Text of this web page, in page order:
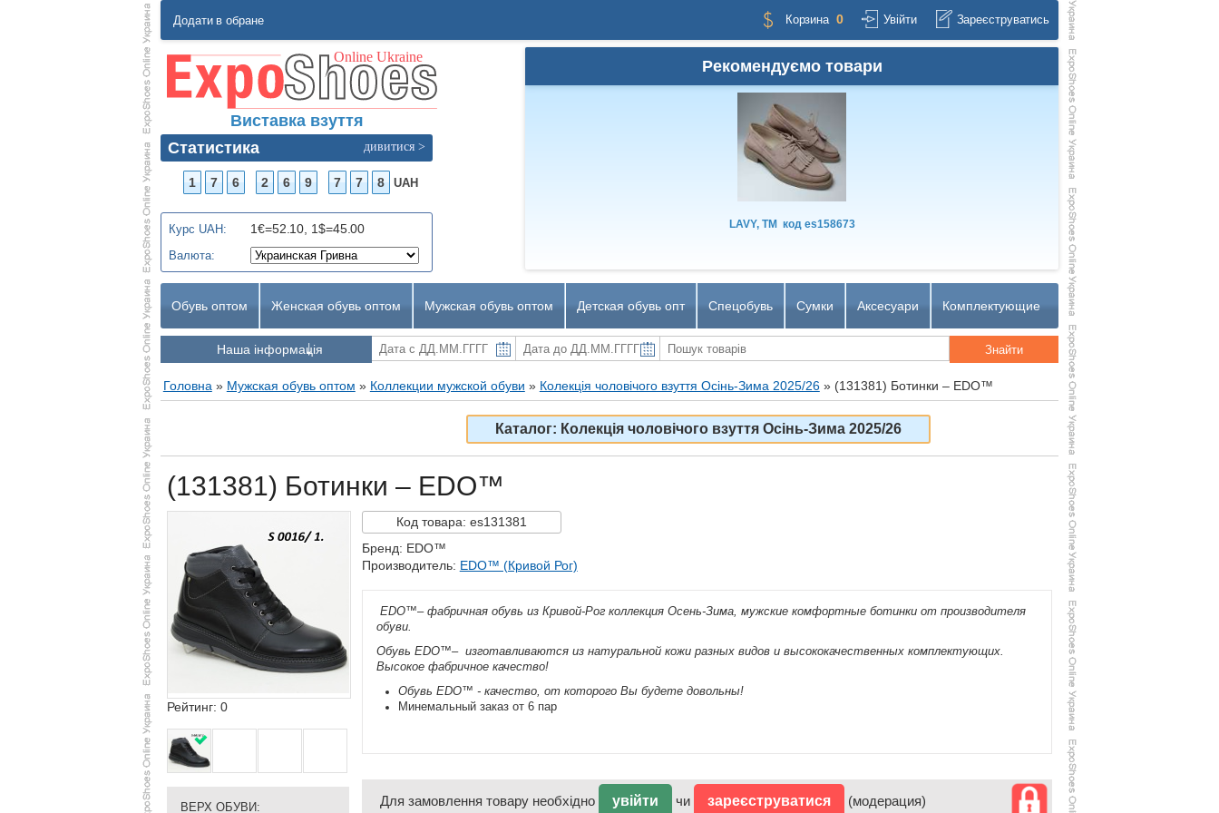
Додати в обране Корзина 0 Увійти Зареєструватись
Виставка взуття
Статистика
дивитися >
1 7 6 2 6 9 7 7 8 UAH
Курс UAH: 1€=52.10, 1$=45.00
Валюта:
Рекомендуємо товари
LAVY, TM кодes158673
Обувь оптом Женская обувь оптом Мужская обувь оптом Детская обувь опт Спецобувь Сумки Аксесуари Комплектующие
Наша інформація
Головна » Мужская обувь оптом » Коллекции мужской обуви » Колекція чоловічого взуття Осінь-Зима 2025/26» (131381) Ботинки – EDO™
Каталог: Колекція чоловічого взуття Осінь-Зима 2025/26
(131381) Ботинки – EDO™
Рейтинг: 0
ВЕРХ ОБУВИ:
Кодтовара: es131381
Бренд: EDO™
Производитель: EDO™ (Кривой Рог)
EDO™– фабричная обувь из Кривой-Рогколлекция Осень-Зима, мужские комфортные ботинки от производителя
обуви.
Обувь EDO™– изготавливаютсяиз натуральной кожи разных видов и высококачественных комплектующих.
Высокое фабричное качество!
Обувь EDO™ - качество, от которого Вы будете довольны!
Минемальный заказ от 6 пар
Для замовлення товару необхідно увійти чи зареєструватися (модерация)